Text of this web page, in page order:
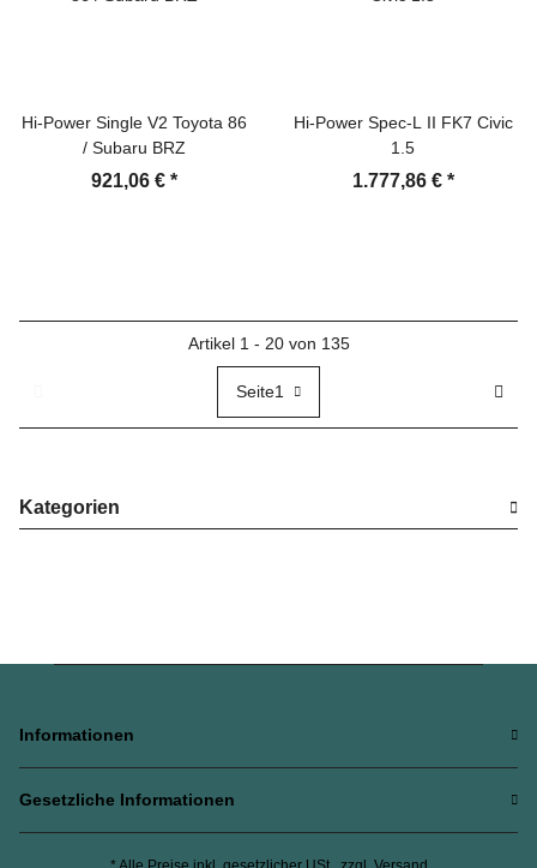
Hi-Power Single V2 Toyota 86
/ Subaru BRZ
921,06 € *
Hi-Power Spec-L II FK7 Civic
1.5
1.777,86 € *
Artikel 1 - 20 von 135
Seite1
Kategorien
Informationen
Gesetzliche Informationen